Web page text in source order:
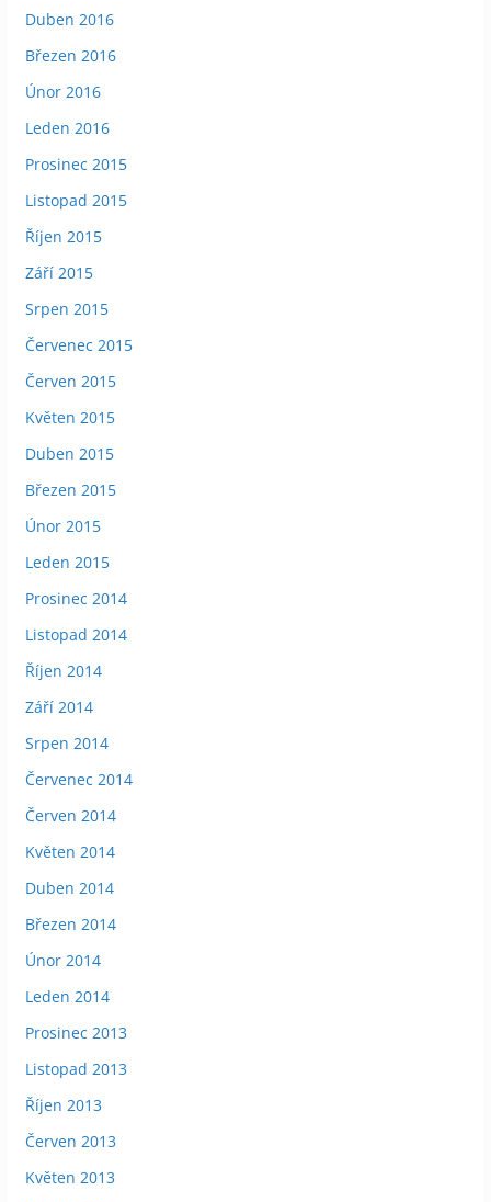
Duben 2016
Březen 2016
Únor 2016
Leden 2016
Prosinec 2015
Listopad 2015
Říjen 2015
Září 2015
Srpen 2015
Červenec 2015
Červen 2015
Květen 2015
Duben 2015
Březen 2015
Únor 2015
Leden 2015
Prosinec 2014
Listopad 2014
Říjen 2014
Září 2014
Srpen 2014
Červenec 2014
Červen 2014
Květen 2014
Duben 2014
Březen 2014
Únor 2014
Leden 2014
Prosinec 2013
Listopad 2013
Říjen 2013
Červen 2013
Květen 2013